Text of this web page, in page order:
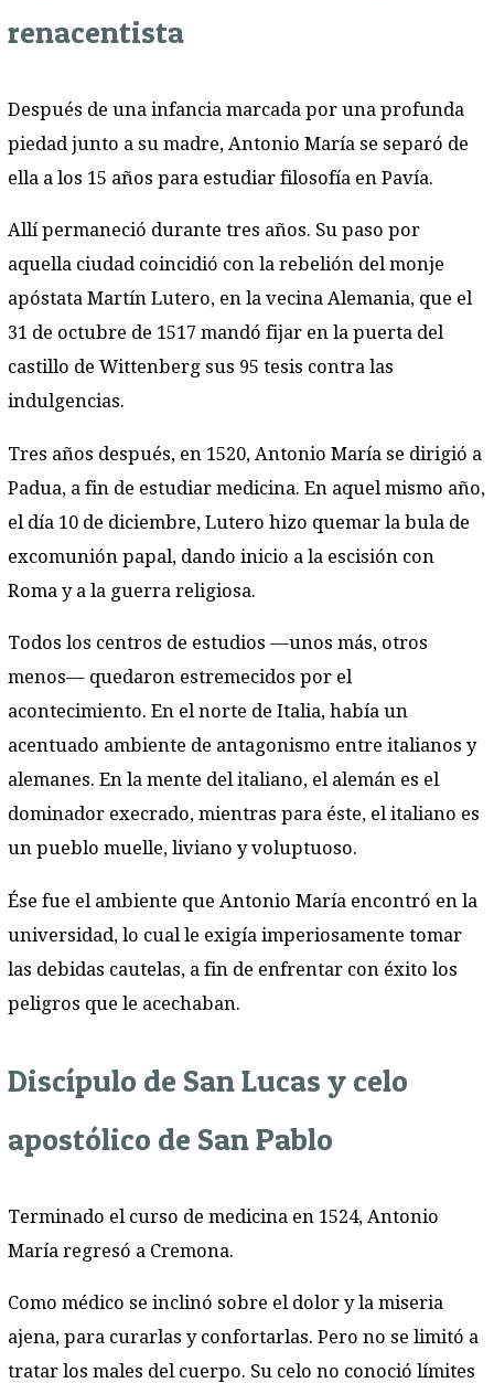
renacentista
Después de una infancia marcada por una profunda
piedad junto a su madre, Antonio María se separó de
ella a los 15 años para estudiar filosofía en Pavía.
Allí permaneció durante tres años. Su paso por
aquella ciudad coincidió con la rebelión del monje
apóstata Martín Lutero, en la vecina Alemania, que el
31 de octubre de 1517 mandó fijar en la puerta del
castillo de Wittenberg sus 95 tesis contra las
indulgencias.
Tres años después, en 1520, Antonio María se dirigió a
Padua, a fin de estudiar medicina. En aquel mismo año,
el día 10 de diciembre, Lutero hizo quemar la bula de
excomunión papal, dando inicio a la escisión con
Roma y a la guerra religiosa.
Todos los centros de estudios —unos más, otros
menos— quedaron estremecidos por el
acontecimiento. En el norte de Italia, había un
acentuado ambiente de antagonismo entre italianos y
alemanes. En la mente del italiano, el alemán es el
dominador execrado, mientras para éste, el italiano es
un pueblo muelle, liviano y voluptuoso.
Ése fue el ambiente que Antonio María encontró en la
universidad, lo cual le exigía imperiosamente tomar
las debidas cautelas, a fin de enfrentar con éxito los
peligros que le acechaban.
Discípulo de San Lucas y celo
apostólico de San Pablo
Terminado el curso de medicina en 1524, Antonio
María regresó a Cremona.
Como médico se inclinó sobre el dolor y la miseria
ajena, para curarlas y confortarlas. Pero no se limitó a
tratar los males del cuerpo. Su celo no conoció límites